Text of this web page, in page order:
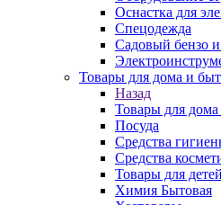
Оснастка для
Спецодежда
Садовый бензо
Товары для дома и
Назад
Товары для
Посуда
Средства
Средства
Товары для детей
Химия Бытовая